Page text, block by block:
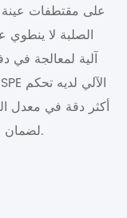
على مقتطفات
الصلبة لا ينطوي
آلية لمعالجة في
أكثر دقة في معدل
لضمان التكرار واستنساخ التجارب.